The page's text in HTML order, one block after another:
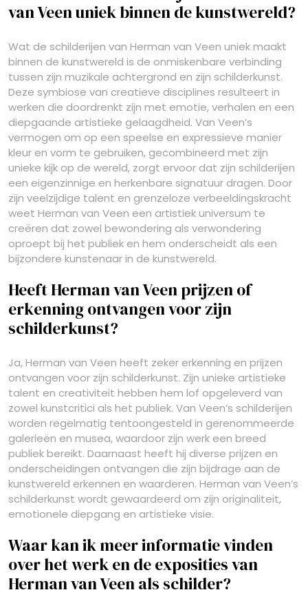
van Veen uniek binnen de kunstwereld?
Wat de schilderijen van Herman van Veen uniek maakt
binnen de kunstwereld is de onmiskenbare verbinding
tussen zijn muzikale achtergrond en zijn schilderkunst.
Deze symbiose van creatieve disciplines resulteert in
werken die doordrenkt zijn met emotie, verhalen en een
diepgaande artistieke gelaagdheid. Van Veen’s
vermogen om op een speelse en expressieve manier
kleur en vorm te gebruiken, gecombineerd met zijn
unieke kijk op de wereld, zorgt ervoor dat zijn schilderijen
een eigenzinnige en herkenbare signatuur dragen. Door
zijn veelzijdige talent en grenzeloze verbeeldingskracht
weet Herman van Veen een artistiek universum te
creëren dat zowel bewondering als verwondering
oproept bij het publiek en hem onderscheidt als een
bijzondere kunstenaar in de kunstwereld.
Heeft Herman van Veen prijzen of
erkenning ontvangen voor zijn
schilderkunst?
Ja, Herman van Veen heeft zeker erkenning en prijzen
ontvangen voor zijn schilderkunst. Zijn unieke artistieke
talent en creativiteit hebben hem lof opgeleverd van
zowel kunstcritici als het publiek. Van Veen’s schilderijen
worden regelmatig tentoongesteld in gerenommeerde
galerieën en musea, waardoor zijn werk een breed
publiek bereikt. Daarnaast heeft hij diverse prijzen en
onderscheidingen ontvangen die zijn bijdrage aan de
kunstwereld erkennen en waarderen. Herman van Veen’s
schilderkunst wordt gewaardeerd om zijn originaliteit,
emotionele diepgang en artistieke visie.
Waar kan ik meer informatie vinden
over het werk en de exposities van
Herman van Veen als schilder?